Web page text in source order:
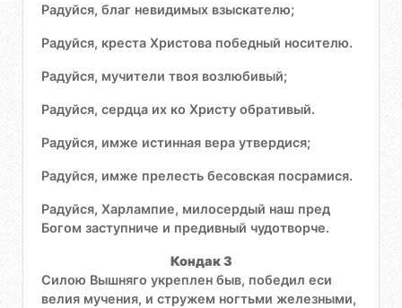
Радуйся, благ невидимых взыскателю;
Радуйся, креста Христова победный носителю.
Радуйся, мучители твоя возлюбивый;
Радуйся, сердца их ко Христу обративый.
Радуйся, имже истинная вера утвердися;
Радуйся, имже прелесть бесовская посрамися.
Радуйся, Харлампие, милосердый наш пред
Богом заступниче и предивный чудотворче.
Кондак 3
Силою Вышняго укреплен быв, победил еси
велия мучения, и стружем ногтьми железными,